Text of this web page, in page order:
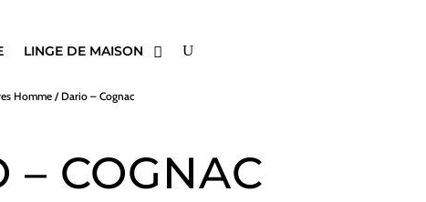
LINGE DE MAISON
Homme / Dario – Cognac
– COGNAC